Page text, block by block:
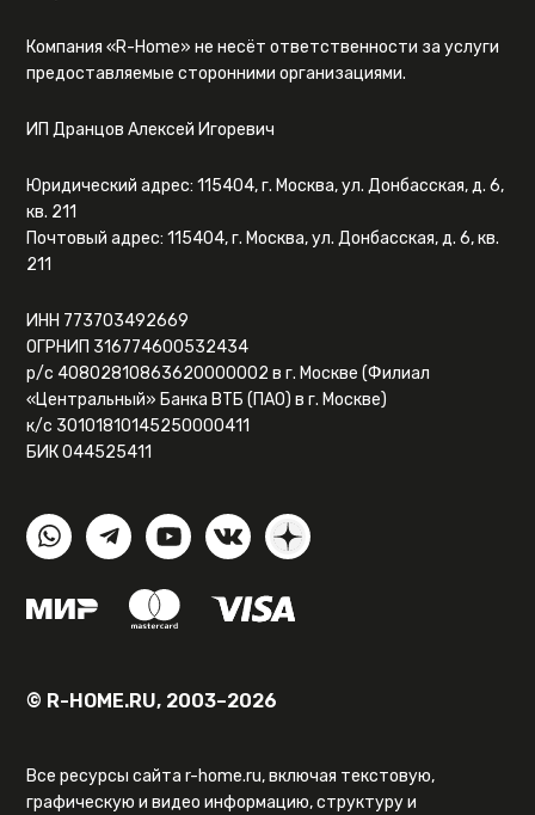
Компания «R-Home» не несёт ответственности за услуги
предоставляемые сторонними организациями.
ИП Дранцов Алексей Игоревич
Юридический адрес: 115404, г. Москва, ул. Донбасская, д. 6,
кв. 211
Почтовый адрес: 115404, г. Москва, ул. Донбасская, д. 6, кв.
211
ИНН 773703492669
ОГРНИП 316774600532434
р/с 40802810863620000002 в г. Москве (Филиал
«Центральный» Банка ВТБ (ПАО) в г. Москве)
к/с 30101810145250000411
БИК 044525411
© R-HOME.RU, 2003–2026
Все ресурсы сайта r-home.ru, включая текстовую,
графическую и видео информацию, структуру и